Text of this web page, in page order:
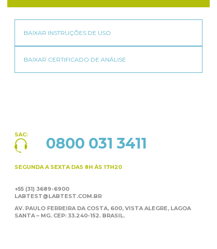
SAC: 0800 031 3411
SEGUNDA A SEXTA DAS 8H ÀS 17H20
+55 (31) 3689-6900
LABTEST@LABTEST.COM.BR
AV. PAULO FERREIRA DA COSTA, 600, VISTA ALEGRE, LAGOA
SANTA – MG. CEP: 33.240-152. BRASIL.